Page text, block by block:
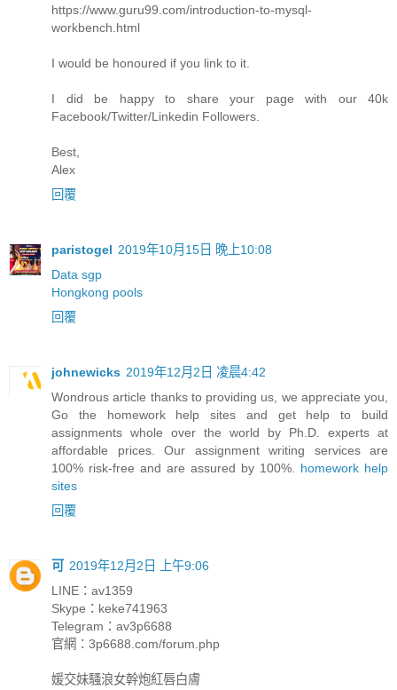
https://www.guru99.com/introduction-to-mysql-
workbench.html
I would be honoured if you link to it.
I did be happy to share your page with our 40k
Facebook/Twitter/Linkedin Followers.
Best,
Alex
回覆
paristogel 2019年10月15日 晚上10:08
Data sgp
Hongkong pools
回覆
johnewicks 2019年12月2日 凌晨4:42
Wondrous article thanks to providing us, we appreciate you,
Go the homework help sites and get help to build
assignments whole over the world by Ph.D. experts at
affordable prices. Our assignment writing services are
100% risk-free and are assured by 100%. homework help
sites
回覆
可
2019年12月2日 上午9:06
LINE：av1359
Skype：keke741963
Telegram：av3p6688
官網：3p6688.com/forum.php
媛交妹騷浪女幹炮紅唇白膚